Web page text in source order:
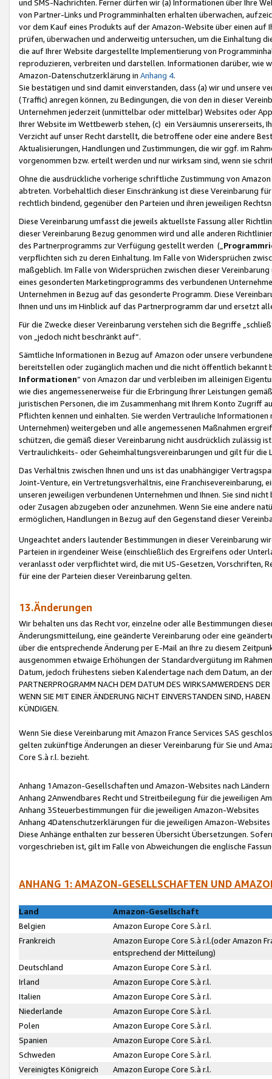
und SMS-Nachrichten. Ferner dürfen wir (a) Informationen über Ihre
von Partner-Links und Programminhalten erhalten überwachen,
vor dem Kauf eines Produkts auf der Amazon-Website über einen
prüfen, überwachen und anderweitig untersuchen, um die Einhaltung
die auf Ihrer Website dargestellte Implementierung von
reproduzieren, verbreiten und darstellen. Informationen darüber, wie
Amazon-Datenschutzerklärung in Anhang 4.
Sie bestätigen und sind damit einverstanden, dass (a) wir und
(Traffic) anregen können, zu Bedingungen, die von den in dieser
Unternehmen jederzeit (unmittelbar oder mittelbar) Websites oder
Ihrer Website im Wettbewerb stehen, (c) ein Versäumnis unsererseits,
Verzicht auf unser Recht darstellt, die betroffene oder eine andere
Aktualisierungen, Handlungen und Zustimmungen, die wir ggf. im
vorgenommen bzw. erteilt werden und nur wirksam sind, wenn sie
Ohne die ausdrückliche vorherige schriftliche Zustimmung von
abtreten. Vorbehaltlich dieser Einschränkung ist diese Vereinbarung
rechtlich bindend, gegenüber den Parteien und ihren jeweiligen
Diese Vereinbarung umfasst die jeweils aktuellste Fassung aller
dieser Vereinbarung Bezug genommen wird und alle anderen
des Partnerprogramms zur Verfügung gestellt werden („
verpflichten sich zu deren Einhaltung. Im Falle von Widersprüchen
maßgeblich. Im Falle von Widersprüchen zwischen dieser
eines gesonderten Marketingprogramms des verbundenen
Unternehmen in Bezug auf das gesonderte Programm. Diese
Ihnen und uns im Hinblick auf das Partnerprogramm dar und ersetzt
Für die Zwecke dieser Vereinbarung verstehen sich die Begriffe
von „jedoch nicht beschränkt auf“.
Sämtliche Informationen in Bezug auf Amazon oder unsere
bereitstellen oder zugänglich machen und die nicht öffentlich
Informationen“ von Amazon dar und verbleiben im alleinigen
wie dies angemessenerweise für die Erbringung Ihrer Leistungen
juristischen Personen, die im Zusammenhang mit Ihrem Konto
Pflichten kennen und einhalten. Sie werden Vertrauliche
Unternehmen) weitergeben und alle angemessenen Maßnahmen
schützen, die gemäß dieser Vereinbarung nicht ausdrücklich zulässig
Vertraulichkeits- oder Geheimhaltungsvereinbarungen und gilt für die
Das Verhältnis zwischen Ihnen und uns ist das unabhängiger
Joint-Venture, ein Vertretungsverhältnis, eine Franchisevereinbarung,
unseren jeweiligen verbundenen Unternehmen und Ihnen. Sie sind
oder Zusagen abzugeben oder anzunehmen. Wenn Sie eine andere
ermöglichen, Handlungen in Bezug auf den Gegenstand dieser
Ungeachtet anders lautender Bestimmungen in dieser Vereinbarung
Parteien in irgendeiner Weise (einschließlich des Ergreifens oder
veranlasst oder verpflichtet wird, die mit US-Gesetzen, Vorschriften,
für eine der Parteien dieser Vereinbarung gelten.
13.Änderungen
Wir behalten uns das Recht vor, einzelne oder alle Bestimmungen
Änderungsmitteilung, eine geänderte Vereinbarung oder eine
über die entsprechende Änderung per E-Mail an Ihre zu diesem
ausgenommen etwaige Erhöhungen der Standardvergütung im
Datum, jedoch frühestens sieben Kalendertage nach dem Datum, an
PARTNERPROGRAMM NACH DEM DATUM DES WIRKSAMWERDENS
WENN SIE MIT EINER ÄNDERUNG NICHT EINVERSTANDEN SIND,
KÜNDIGEN.
Wenn Sie diese Vereinbarung mit Amazon France Services SAS
gelten zukünftige Änderungen an dieser Vereinbarung für Sie und
Core S.à r.l. bezieht.
Anhang 1Amazon-Gesellschaften und Amazon-Websites nach Ländern
Anhang 2Anwendbares Recht und Streitbeilegung für die jeweiligen
Anhang 3Steuerbestimmungen für die jeweiligen Amazon-Websites
Anhang 4Datenschutzerklärungen für die jeweiligen Amazon-Websites
Diese Anhänge enthalten zur besseren Übersicht Übersetzungen.
vorgeschrieben ist, gilt im Falle von Abweichungen die englische
ANHANG 1: AMAZON-GESELLSCHAFTEN UND
Land
Amazon-Gesellschaft
Belgien
Amazon Europe Core S.à r.l.
Frankreich
Amazon Europe Core S.à r.l.(oder Amazon
entsprechend der Mitteilung)
Deutschland
Amazon Europe Core S.à r.l.
Irland
Amazon Europe Core S.à r.l.
Italien
Amazon Europe Core S.à r.l.
Niederlande
Amazon Europe Core S.à r.l.
Polen
Amazon Europe Core S.à r.l.
Spanien
Amazon Europe Core S.à r.l.
Schweden
Amazon Europe Core S.à r.l.
Vereinigtes Königreich
Amazon Europe Core S.à r.l.